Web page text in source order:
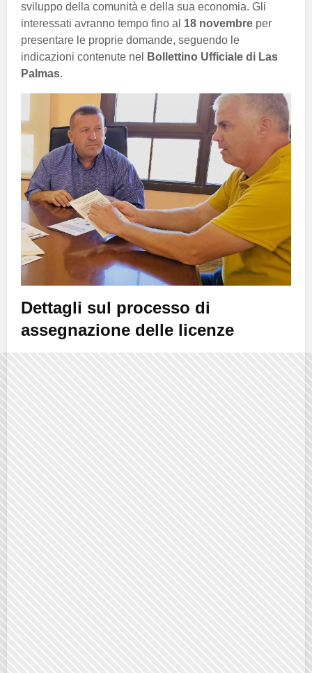
sviluppo della comunità e della sua economia. Gli
interessati avranno tempo fino al 18 novembre per
presentare le proprie domande, seguendo le
indicazioni contenute nel
Bollettino Ufficiale di Las
Palmas.
Dettagli sul processo di
assegnazione delle licenze